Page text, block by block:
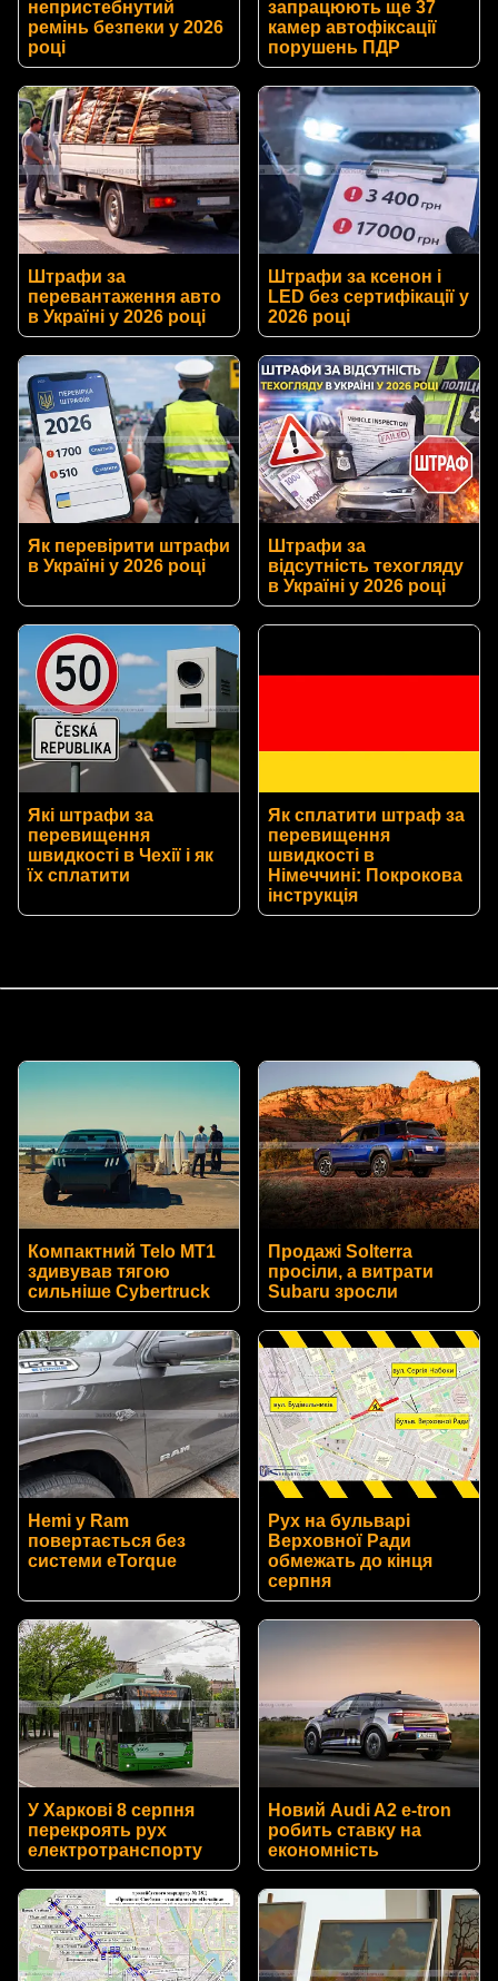
непристебнутий
ремінь безпеки у 2026
році
запрацюють ще 37
камер автофіксації
порушень ПДР
Штрафи за
перевантаження авто
в Україні у 2026 році
Штрафи за ксенон і
LED без сертифікації у
2026 році
Як перевірити штрафи
в Україні у 2026 році
Штрафи за
відсутність техогляду
в Україні у 2026 році
Які штрафи за
перевищення
швидкості в Чехії і як
їх сплатити
Як сплатити штраф за
перевищення
швидкості в
Німеччині: Покрокова
інструкція
Компактний Telo MT1
здивував тягою
сильніше Cybertruck
Продажі Solterra
просіли, а витрати
Subaru зросли
Hemi у Ram
повертається без
системи eTorque
Рух на бульварі
Верховної Ради
обмежать до кінця
серпня
У Харкові 8 серпня
перекроять рух
електротранспорту
Новий Audi A2 e-tron
робить ставку на
економність